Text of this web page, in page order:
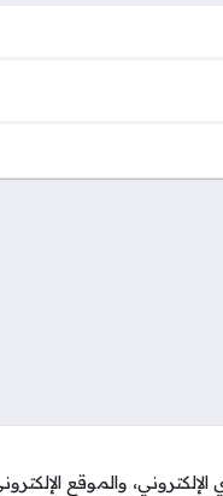
والموقع